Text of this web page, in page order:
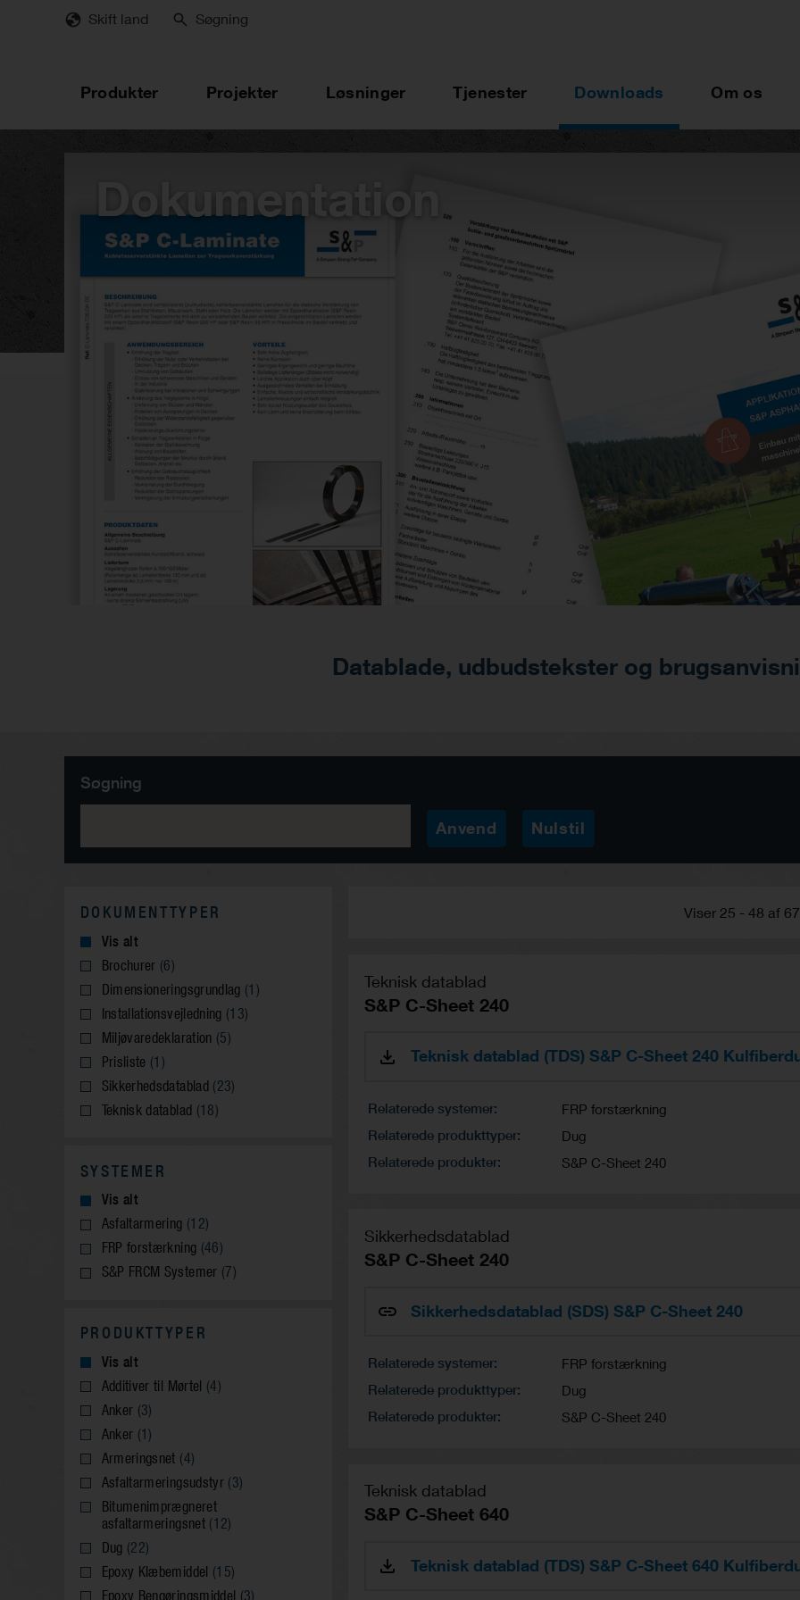
Skift land Søgning
Produkter Projekter Løsninger Tjenester Downloads Om os
Dokumentation
Datablade, udbudstekster og
Søgning
Viser 25 - 48 af 67
Teknisk datablad
S&P C-Sheet 240
Teknisk datablad (TDS) S&P C-Sheet 240
Relaterede systemer FRP forstærkning
Relaterede produkttyper Dug
Relaterede produkter S&P C-Sheet 240
Sikkerhedsdatablad
S&P C-Sheet 240
Sikkerhedsdatablad (SDS) S&P C-Sheet 240
Relaterede systemer FRP forstærkning
Relaterede produkttyper Dug
Relaterede produkter S&P C-Sheet 240
Teknisk datablad
S&P C-Sheet 640
Teknisk datablad (TDS) S&P C-Sheet 640
DOKUMENTTYPER
Vis alt
Brochurer (6)
Dimensioneringsgrundlag (1)
Installationsvejledning (13)
Miljøvaredeklaration (5)
Prisliste (1)
Sikkerhedsdatablad (23)
Teknisk datablad (18)
SYSTEMER
Vis alt
Asfaltarmering (12)
FRP forstærkning (46)
S&P FRCM Systemer (7)
PRODUKTTYPER
Vis alt
Additiver til Mørtel (4)
Anker (3)
Anker (1)
Armeringsnet (4)
Asfaltarmeringsudstyr (3)
Bitumenimprægneret
asfaltarmeringsnet (12)
Dug (22)
Epoxy Klæbemiddel (15)
Epoxy Rengøringsmiddel (3)